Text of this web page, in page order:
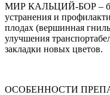
МИР КАЛЬЦИЙ-БОР –
устранения и
плодах (вершинная
улучшения
закладки новых цветов.
ОСОБЕННОСТИ